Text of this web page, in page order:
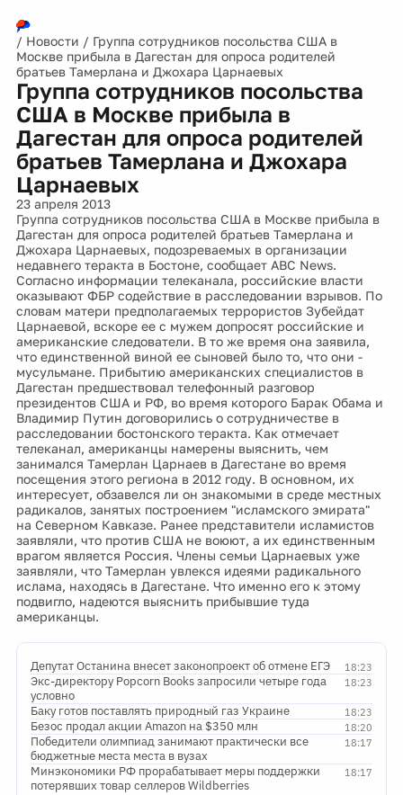
/ Новости / Группа сотрудников посольства США в
Москве прибыла в Дагестан для опроса родителей
братьев Тамерлана и Джохара Царнаевых
Группа сотрудников посольства
США в Москве прибыла в
Дагестан для опроса родителей
братьев Тамерлана и Джохара
Царнаевых
23 апреля 2013
Группа сотрудников посольства США в Москве прибыла в
Дагестан для опроса родителей братьев Тамерлана и
Джохара Царнаевых, подозреваемых в организации
недавнего теракта в Бостоне, сообщает ABC News.
Согласно информации телеканала, российские власти
оказывают ФБР содействие в расследовании взрывов. По
словам матери предполагаемых террористов Зубейдат
Царнаевой, вскоре ее с мужем допросят российские и
американские следователи. В то же время она заявила,
что единственной виной ее сыновей было то, что они -
мусульмане. Прибытию американских специалистов в
Дагестан предшествовал телефонный разговор
президентов США и РФ, во время которого Барак Обама и
Владимир Путин договорились о сотрудничестве в
расследовании бостонского теракта. Как отмечает
телеканал, американцы намерены выяснить, чем
занимался Тамерлан Царнаев в Дагестане во время
посещения этого региона в 2012 году. В основном, их
интересует, обзавелся ли он знакомыми в среде местных
радикалов, занятых построением "исламского эмирата"
на Северном Кавказе. Ранее представители исламистов
заявляли, что против США не воюют, а их единственным
врагом является Россия. Члены семьи Царнаевых уже
заявляли, что Тамерлан увлекся идеями радикального
ислама, находясь в Дагестане. Что именно его к этому
подвигло, надеются выяснить прибывшие туда
американцы.
18:23
Депутат Останина внесет законопроект об отмене ЕГЭ
18:23
Экс-директору Popcorn Books запросили четыре года
условно
18:23
Баку готов поставлять природный газ Украине
18:20
Безос продал акции Amazon на $350 млн
18:17
Победители олимпиад занимают практически все
бюджетные места места в вузах
18:17
Минэкономики РФ прорабатывает меры поддержки
потерявших товар селлеров Wildberries